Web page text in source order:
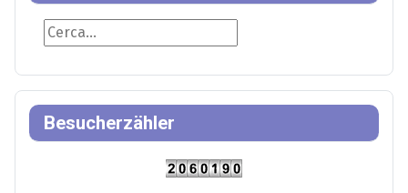
Suche
Besucherzähler